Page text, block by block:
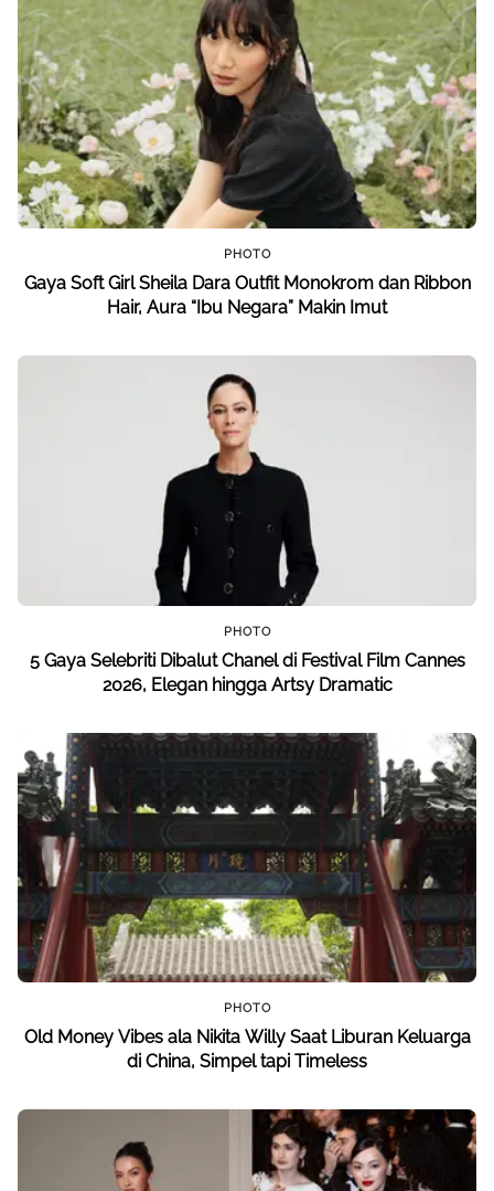
PHOTO
Gaya Soft Girl Sheila Dara Outfit Monokrom dan Ribbon
Hair, Aura “Ibu Negara” Makin Imut
PHOTO
5 Gaya Selebriti Dibalut Chanel di Festival Film Cannes
2026, Elegan hingga Artsy Dramatic
PHOTO
Old Money Vibes ala Nikita Willy Saat Liburan Keluarga
di China, Simpel tapi Timeless